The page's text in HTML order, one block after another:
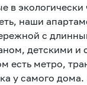
в
наши
с
детскими и
есть метро,
у самого